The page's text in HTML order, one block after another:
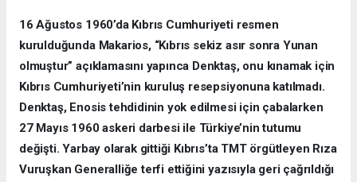
16 Ağustos 1960’da Kıbrıs Cumhuriyeti resmen
kurulduğunda Makarios, “Kıbrıs sekiz asır sonra Yunan
olmuştur” açıklamasını yapınca Denktaş, onu kınamak için
Kıbrıs Cumhuriyeti’nin kuruluş resepsiyonuna katılmadı.
Denktaş, Enosis tehdidinin yok edilmesi için çabalarken
27 Mayıs 1960 askeri darbesi ile Türkiye’nin tutumu
değişti. Yarbay olarak gittiği Kıbrıs’ta TMT örgütleyen Rıza
Vuruşkan Generalliğe terfi ettiğini yazısıyla geri çağrıldığı